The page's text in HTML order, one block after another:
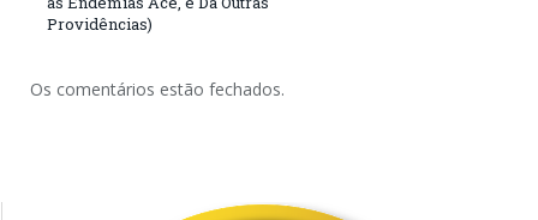
Providências)
Os comentários estão fechados.